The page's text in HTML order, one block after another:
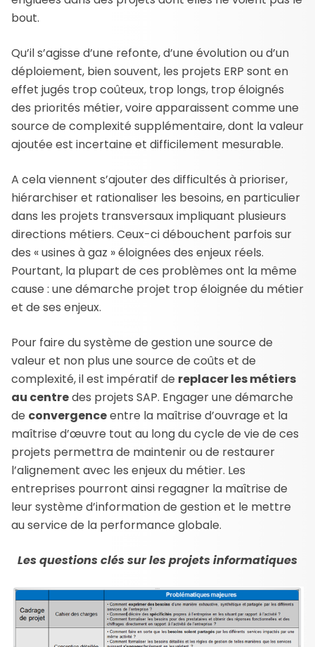
bout.
Qu’il s’agisse d’une refonte, d’une évolution ou d’un
déploiement, bien souvent, les projets ERP sont en
effet jugés trop coûteux, trop longs, trop éloignés
des priorités métier, voire apparaissent comme une
source de complexité supplémentaire, dont la valeur
ajoutée est incertaine et difficilement mesurable.
A cela viennent s’ajouter des difficultés à prioriser,
hiérarchiser et rationaliser les besoins, en particulier
dans les projets transversaux impliquant plusieurs
directions métiers. Ceux-ci débouchent parfois sur
des « usines à gaz » éloignées des enjeux réels.
Pourtant, la plupart de ces problèmes ont la même
cause : une démarche projet trop éloignée du métier
et de ses enjeux.
Pour faire du système de gestion une source de
valeur et non plus une source de coûts et de
complexité, il est impératif de replacer les métiers
au centredes projets SAP. Engager une démarche
de convergenceentre la maîtrise d’ouvrage et la
maîtrise d’œuvre tout au long du cycle de vie de ces
projets permettra de maintenir ou de restaurer
l’alignement avec les enjeux du métier. Les
entreprises pourront ainsi regagner la maîtrise de
leur système d’information de gestion et le mettre
au service de la performance globale.
Les questions clés sur les projets informatiques